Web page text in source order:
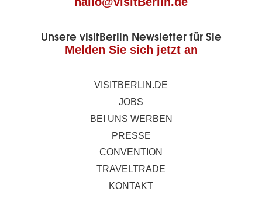
Unsere visitBerlin Newsletter für Sie
Melden Sie sich jetzt an
VISITBERLIN.DE
JOBS
BEI UNS WERBEN
PRESSE
CONVENTION
TRAVELTRADE
KONTAKT